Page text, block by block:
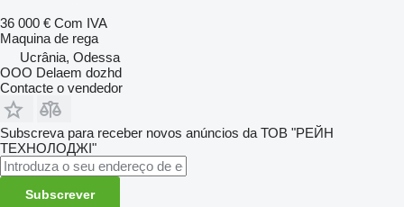
36 000 € Com IVA
Maquina de rega
Ucrânia, Odessa
OOO Delaem dozhd
Contacte o vendedor
Subscreva para receber novos anúncios da ТОВ "РЕЙН
ТЕХНОЛОДЖІ"
Subscrever